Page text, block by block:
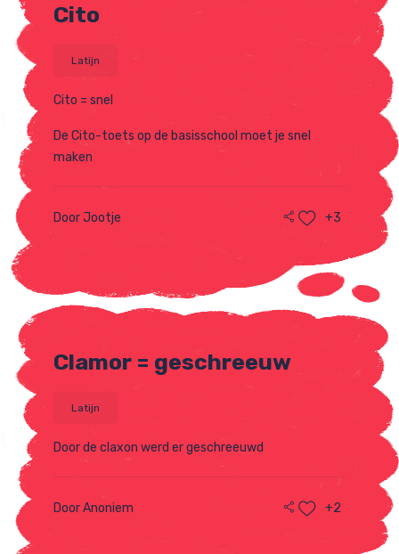
Cito
Latijn
Cito = snel
De Cito-toets op de basisschool moet je snel
maken
Door Jootje +3
Clamor = geschreeuw
Latijn
Door de claxon werd er geschreeuwd
Door Anoniem +2